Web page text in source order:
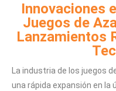
Innovaciones
Juegos de
Lanzamientos
La industria de los juegos
una rápida expansión en la